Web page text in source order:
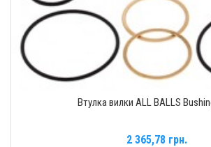
Втулка вилки ALL BALLS
2 365,78 грн.